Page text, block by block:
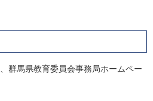
群馬県教育委員会事務局ホームペー